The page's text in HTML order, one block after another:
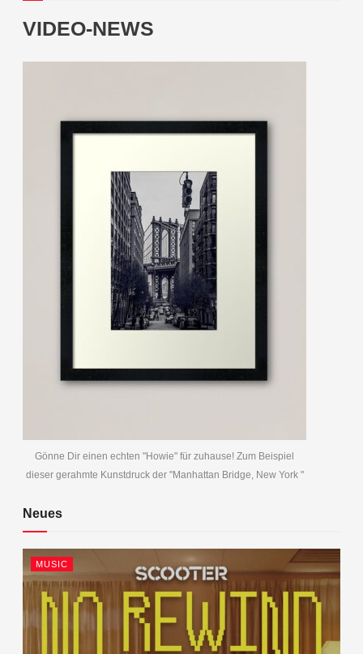
VIDEO-NEWS
Gönne Dir einen echten "Howie" für zuhause! Zum Beispiel
dieser gerahmte Kunstdruck der "Manhattan Bridge, New York "
Neues
MUSIC